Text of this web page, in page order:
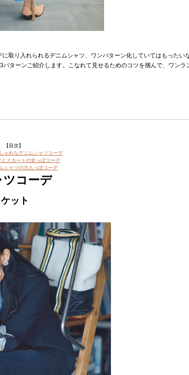
取り入れられるデニムシャツ、ワンパターン化していてはもったい
ターンご紹介します。こなれて見せるためのコツを掴んで、ワンラ
【目次】
ゃれなデニムシャツコーデ
とスカートの女っぽコーデ
シャツの大人っぽコーデ
ツコーデ
ット